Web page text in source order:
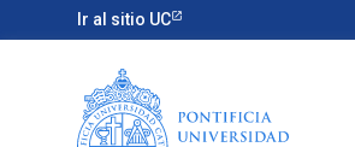
Ir al sitio UC